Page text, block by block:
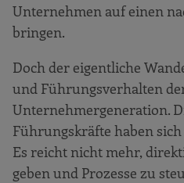
Unternehmen auf einen
bringen.
Doch der eigentliche
und Führungsverhalten
Unternehmergeneration.
Führungskräfte haben
Es reicht nicht mehr,
geben und Prozesse zu